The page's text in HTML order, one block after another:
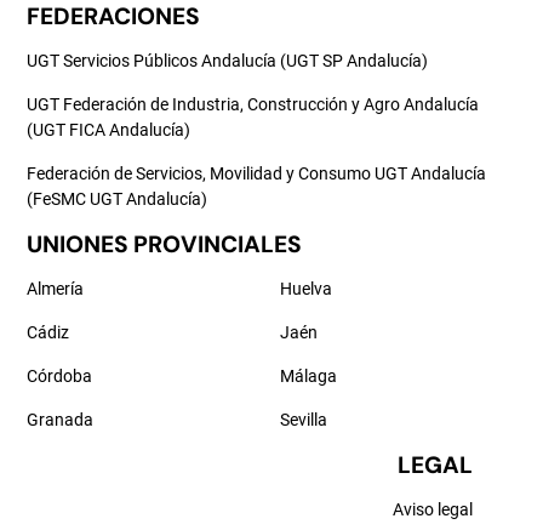
FEDERACIONES
UGT Servicios Públicos Andalucía (UGT SP Andalucía)
UGT Federación de Industria, Construcción y Agro Andalucía
(UGT FICA Andalucía)
Federación de Servicios, Movilidad y Consumo UGT Andalucía
(FeSMC UGT Andalucía)
UNIONES PROVINCIALES
Almería
Cádiz
Córdoba
Granada
Huelva
Jaén
Málaga
Sevilla
LEGAL
Aviso legal